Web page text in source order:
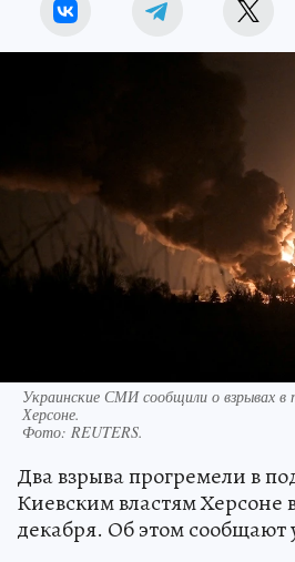
Украинские СМИ сообщили о взрывах в
Херсоне.
Фото: REUTERS.
Два взрыва прогремели в
Киевским властям Херсоне
декабря. Об этом